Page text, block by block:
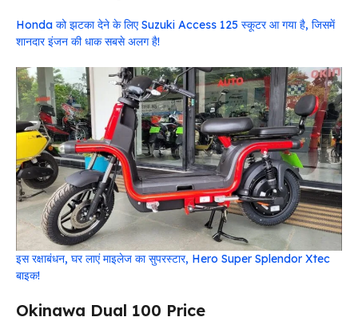
Honda को झटका देने के लिए Suzuki Access 125 स्कूटर आ गया है, जिसमें
शानदार इंजन की धाक सबसे अलग है!
इस रक्षाबंधन, घर लाएं माइलेज का सुपरस्टार, Hero Super Splendor Xtec
बाइक!
Okinawa Dual 100 Price